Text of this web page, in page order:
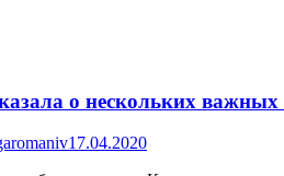
о нескольких
17.04.2020